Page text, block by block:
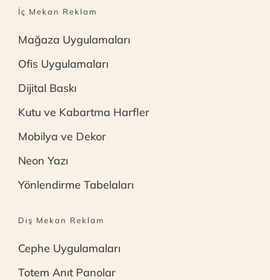
İç Mekan Reklam
Mağaza Uygulamaları
Ofis Uygulamaları
Dijital Baskı
Kutu ve Kabartma Harfler
Mobilya ve Dekor
Neon Yazı
Yönlendirme Tabelaları
Dış Mekan Reklam
Cephe Uygulamaları
Totem Anıt Panolar